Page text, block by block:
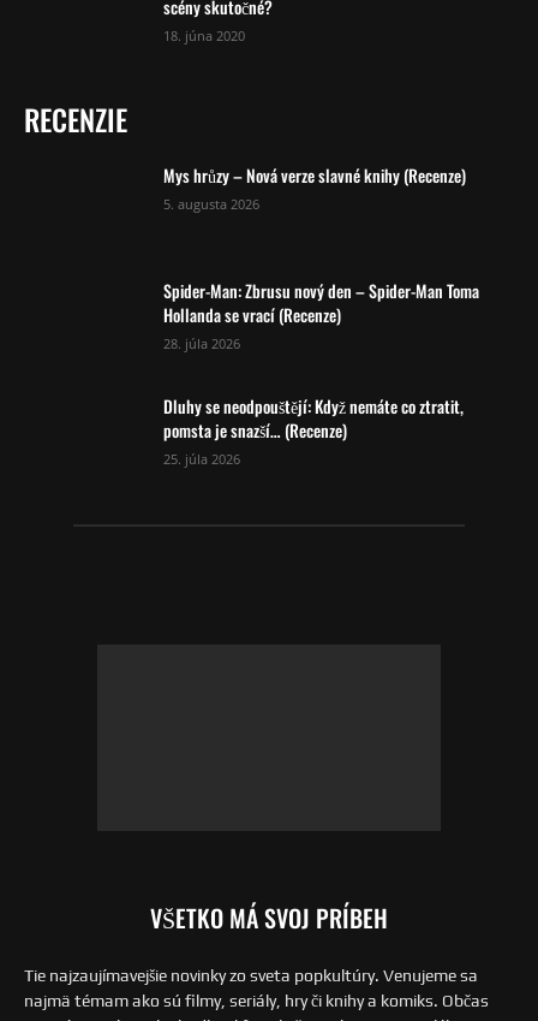
scény skutočné?
18. júna 2020
RECENZIE
Mys hrůzy – Nová verze slavné knihy (Recenze)
5. augusta 2026
Spider-Man: Zbrusu nový den – Spider-Man Toma
Hollanda se vrací (Recenze)
28. júla 2026
Dluhy se neodpouštějí: Když nemáte co ztratit,
pomsta je snazší… (Recenze)
25. júla 2026
VŠETKO MÁ SVOJ PRÍBEH
Tie najzaujímavejšie novinky zo sveta popkultúry. Venujeme sa
najmä témam ako sú filmy, seriály, hry či knihy a komiks. Občas